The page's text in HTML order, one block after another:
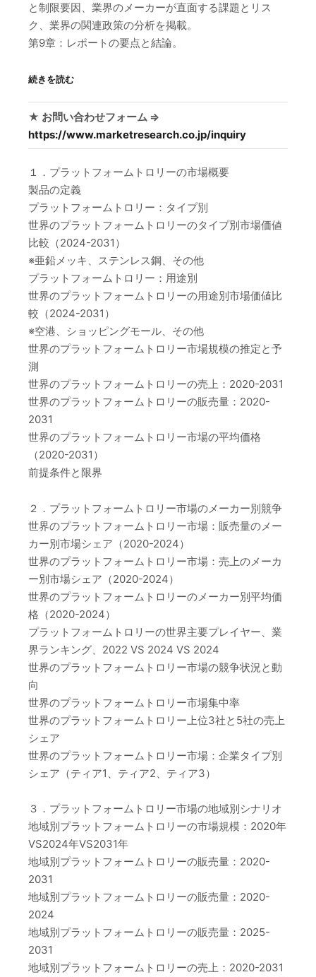
と制限要因、業界のメーカーが直面する課題とリス
ク、業界の関連政策の分析を掲載。
第9章：レポートの要点と結論。
続きを読む
★ お問い合わせフォーム ⇒
https://www.marketresearch.co.jp/inquiry
１．プラットフォームトロリーの市場概要
製品の定義
プラットフォームトロリー：タイプ別
世界のプラットフォームトロリーのタイプ別市場価値
比較（2024-2031）
※亜鉛メッキ、ステンレス鋼、その他
プラットフォームトロリー：用途別
世界のプラットフォームトロリーの用途別市場価値比
較（2024-2031）
※空港、ショッピングモール、その他
世界のプラットフォームトロリー市場規模の推定と予
測
世界のプラットフォームトロリーの売上：2020-2031
世界のプラットフォームトロリーの販売量：2020-
2031
世界のプラットフォームトロリー市場の平均価格
（2020-2031）
前提条件と限界
２．プラットフォームトロリー市場のメーカー別競争
世界のプラットフォームトロリー市場：販売量のメー
カー別市場シェア（2020-2024）
世界のプラットフォームトロリー市場：売上のメーカ
ー別市場シェア（2020-2024）
世界のプラットフォームトロリーのメーカー別平均価
格（2020-2024）
プラットフォームトロリーの世界主要プレイヤー、業
界ランキング、2022 VS 2024 VS 2024
世界のプラットフォームトロリー市場の競争状況と動
向
世界のプラットフォームトロリー市場集中率
世界のプラットフォームトロリー上位3社と5社の売上
シェア
世界のプラットフォームトロリー市場：企業タイプ別
シェア（ティア1、ティア2、ティア3）
３．プラットフォームトロリー市場の地域別シナリオ
地域別プラットフォームトロリーの市場規模：2020年
VS2024年VS2031年
地域別プラットフォームトロリーの販売量：2020-
2031
地域別プラットフォームトロリーの販売量：2020-
2024
地域別プラットフォームトロリーの販売量：2025-
2031
地域別プラットフォームトロリーの売上：2020-2031